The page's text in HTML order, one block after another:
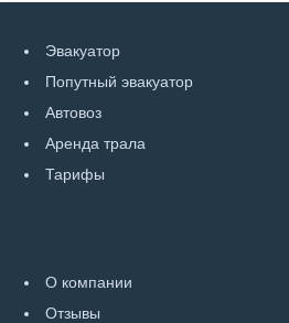
Эвакуатор
Попутный эвакуатор
Автовоз
Аренда трала
Тарифы
О компании
Отзывы